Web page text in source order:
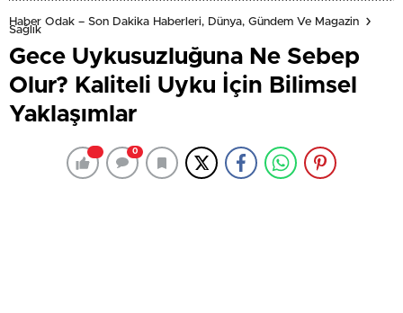
Haber Odak – Son Dakika Haberleri, Dünya, Gündem Ve Magazin
Sağlık
Gece Uykusuzluğuna Ne Sebep
Olur? Kaliteli Uyku İçin Bilimsel
Yaklaşımlar
0